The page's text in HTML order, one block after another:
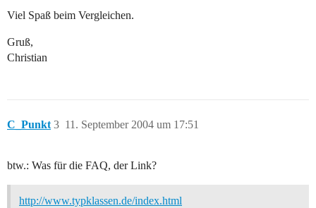
Viel Spaß beim Vergleichen.
Gruß,
Christian
C_Punkt 11. September 2004 um 17:51
3
btw.: Was für die FAQ, der Link?
http://www.typklassen.de/index.html